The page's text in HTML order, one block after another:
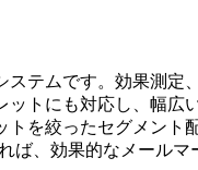
テムです。効果測定
トにも対応し、幅広
を絞ったセグメント
ば、効果的なメールマ